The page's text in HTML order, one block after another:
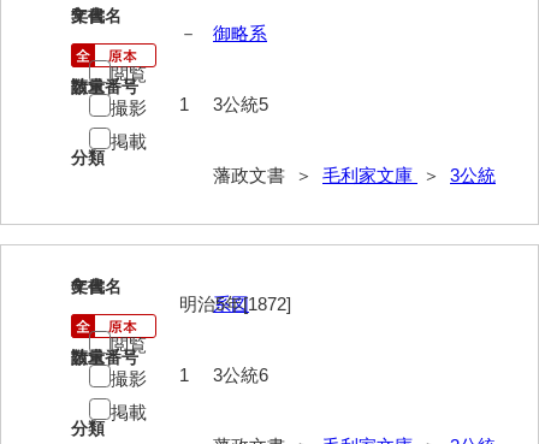
63馬関戦争一件
66四境戦争一件
67戊辰戦争一件
69年度別史料
70年度別書翰
5
文書名
御略系
請求番号
3公統5
分類
藩政文書 ＞ 毛利家文庫 ＞ 3公統
年代
－
数量
1
閲覧
撮影
掲載
6
文書名
系図
請求番号
3公統6
分類
年代
明治5年[1872]
数量
1
閲覧
撮影
掲載